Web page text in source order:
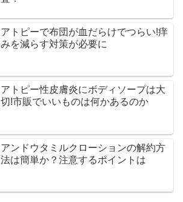
アトピーで布団が血だらけでつらい!痒
みを減らす対策が必要に
アトピー性皮膚炎にボディソープは大
切!市販でいいものは何かあるのか
アンドウタミルクローションの解約方
法は簡単か？注意するポイントは